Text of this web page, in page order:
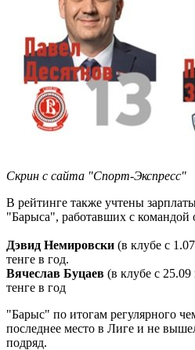
Скрин с сайта "Спорт-Экспресс"
В рейтинге также учтены
"Барыса", работавших с командой
Дэвид Немировски (в клубе с
тенге в год.
Вячеслав Буцаев (в клубе с
тенге в год
"Барыс" по итогам регулярного
последнее место в Лиге и не
подряд.